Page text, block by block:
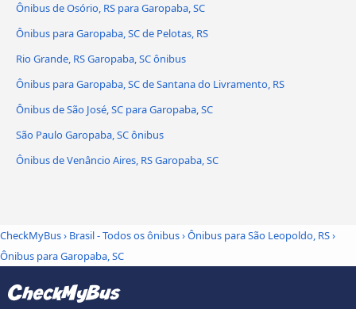
Ônibus de Osório, RS para Garopaba, SC
Ônibus para Garopaba, SC de Pelotas, RS
Rio Grande, RS Garopaba, SC ônibus
Ônibus para Garopaba, SC de Santana do Livramento, RS
Ônibus de São José, SC para Garopaba, SC
São Paulo Garopaba, SC ônibus
Ônibus de Venâncio Aires, RS Garopaba, SC
CheckMyBus› Brasil - Todos os ônibus›Ônibus para São Leopoldo, RS›
Ônibus para Garopaba, SC